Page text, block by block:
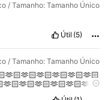
/ Tamanho: Tamanho Único
Útil (5)
/ Tamanho: Tamanho Único